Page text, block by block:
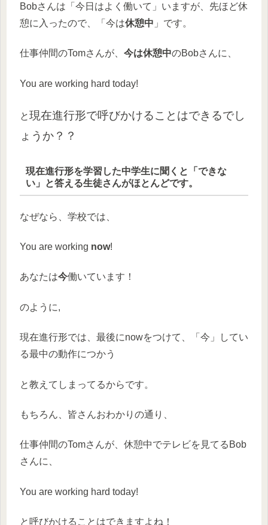
Bobさんは「今日はよく働いて」いますが、先ほど休
憩に入ったので、「今は休憩中 」です。
仕事仲間のTomさんが、 今は休憩中のBobさんに、
You are working hard today!
と現在進行形で呼びかけること はできるでし
ょうか？？
現在進行形を学習した中学生に聞くと「できな
い」と答える生徒さんがほとんどです。
なぜなら、学校では、
You are working now!
あなたは今働いています！
のように,
現在進行形では、最後にnowをつけて、「今」してい
る最中の動作につかう
と教えてしまってるからです。
もちろん、皆さんおわかりの通り、
仕事仲間のTomさんが、休憩中でテレビを見てるBob
さんに、
You are working hard today!
と呼びかけることはできますよね！